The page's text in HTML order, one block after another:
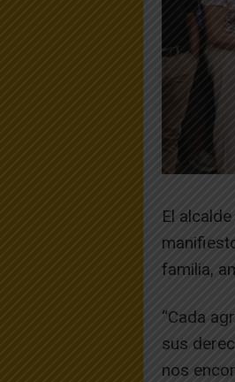
El
familia,
“Cada
sus
nos